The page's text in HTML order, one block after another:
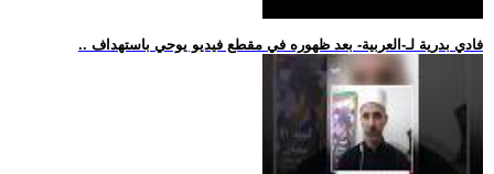
.. فادي بدرية لـ-العربية- بعد ظهوره في مقطع فيديو يوحي باستهداف